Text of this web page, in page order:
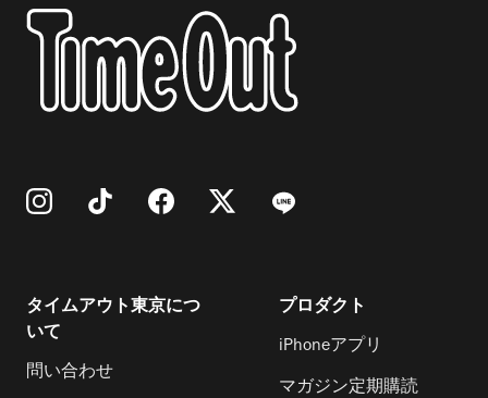
タイムアウト東京につ
いて
問い合わせ
プロダクト
iPhoneアプリ
マガジン定期購読